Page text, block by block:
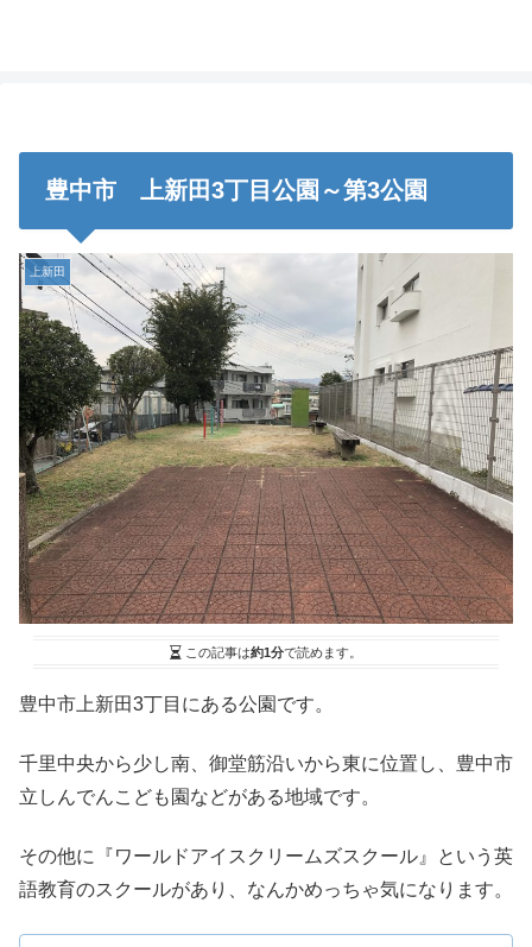
豊中市 上新田3丁目公園～第3公園
上新田
この記事は約1分で読めます。
豊中市上新田3丁目にある公園です。
千里中央から少し南、御堂筋沿いから東に位置し、豊中市
立しんでんこども園などがある地域です。
その他に『ワールドアイスクリームズスクール』という英
語教育のスクールがあり、なんかめっちゃ気になります。